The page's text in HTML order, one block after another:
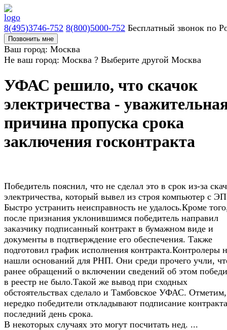
8(495)3746-752 8(800)5000-752 Бесплатный звонок по
Позвонить мне
Ваш город: Москва
Не ваш город: Москва ? Выберите другой Москва
УФАС решило, что скачок
электричества -
причина пропуска срока
заключения госконтракта
Победитель пояснил, что не сделал это в срок из-за
электричества, который вывел из строя компьютер с
Быстро устранить неисправность не удалось.Кроме
после признания уклонившимся победитель направил
заказчику подписанный контракт в бумажном виде и
документы в подтверждение его обеспечения. Также
подготовил график исполнения контракта.Контролеры
нашли оснований для РНП. Они среди прочего учли,
ранее обращений о включении сведений об этом
в реестр не было.Такой же вывод при сходных
обстоятельствах сделало и Тамбовское УФАС. Отметим,
нередко победители откладывают подписание
последний день срока.
В некоторых случаях это могут посчитать нед. ...